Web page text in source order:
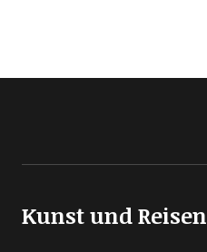
Kunst und Reisen